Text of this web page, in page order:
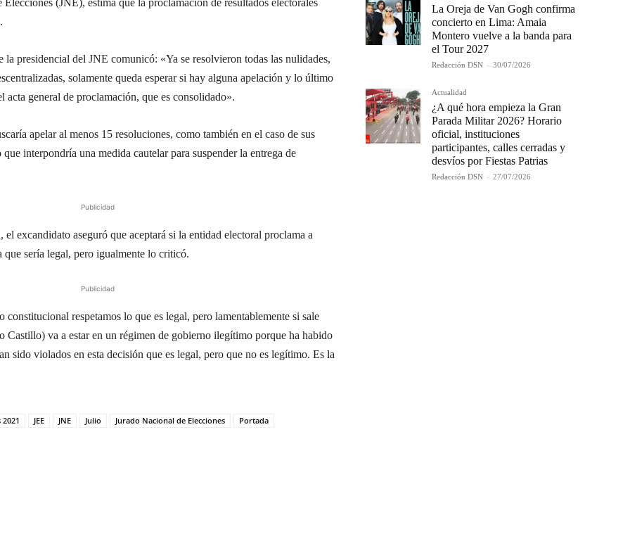
la presidencial del JNE comunicó: «Ya se resolvieron todas las nulidades,
solamente queda esperar si hay alguna apelación y lo último
acta general de proclamación, que es consolidado».
apelar al menos 15 resoluciones, como también en el caso de sus
interpondría una medida cautelar para suspender la entrega de
Publicidad
excandidato aseguró que aceptará si la entidad electoral proclama a
sería legal, pero igualmente lo criticó.
Publicidad
constitucional respetamos lo que es legal, pero lamentablemente si sale
Castillo) va a estar en un régimen de gobierno ilegítimo porque ha habido
sido violados en esta decisión que es legal, pero que no es legítimo. Es la
2021 JEE JNE Julio Jurado Nacional de Elecciones
Portada
La Oreja de Van Gogh confirma
concierto en Lima: Amaia
Montero vuelve a la banda para
el Tour 2027
Redacción DSN - 30/07/2026
Actualidad
¿A qué hora empieza la Gran
Parada Militar 2026? Horario
oficial, instituciones
participantes, calles cerradas y
desvíos por Fiestas Patrias
Redacción DSN - 27/07/2026